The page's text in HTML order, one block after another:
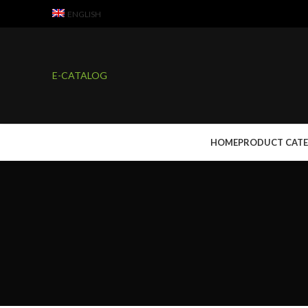
ENGLISH
E-CATALOG
HOMEPRODUCT